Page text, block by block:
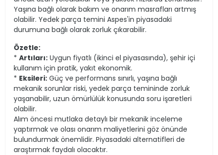
Yaşına bağlı olarak bakım ve onarım masrafları artmış
olabilir. Yedek parça temini Aspes'in piyasadaki
durumuna bağlı olarak zorluk çıkarabilir.
Özetle:
* Artıları: Uygun fiyatlı (ikinci el piyasasında), şehir içi
kullanım için pratik, yakıt ekonomik.
* Eksileri: Güç ve performans sınırlı, yaşına bağlı
mekanik sorunlar riski, yedek parça temininde zorluk
yaşanabilir, uzun ömürlülük konusunda soru işaretleri
olabilir.
Alım öncesi mutlaka detaylı bir mekanik inceleme
yaptırmak ve olası onarım maliyetlerini göz önünde
bulundurmak önemlidir. Piyasadaki alternatifleri de
araştırmak faydalı olacaktır.